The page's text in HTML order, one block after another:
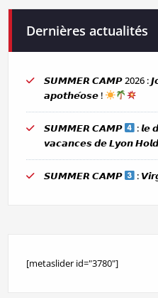
Dernières actualités
𝙎𝙐𝙈𝙈𝙀𝙍 𝘾𝘼𝙈𝙋 2026 :
𝙖𝙥𝙤𝙩𝙝𝙚́𝙤𝙨𝙚 !
𝙎𝙐𝙈𝙈𝙀𝙍 𝘾𝘼𝙈𝙋
: 𝙡𝙚
𝙫𝙖𝙘𝙖𝙣𝙘𝙚𝙨 𝙙𝙚 𝙇𝙮𝙤𝙣
𝙎𝙐𝙈𝙈𝙀𝙍 𝘾𝘼𝙈𝙋 :
[metaslider id="3780"]